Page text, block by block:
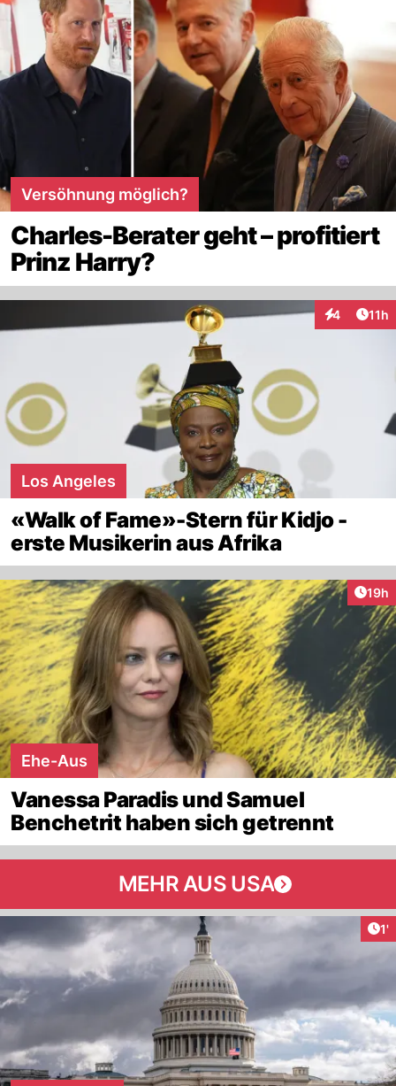
Versöhnung möglich?
Charles-Berater geht – profitiert
Prinz Harry?
4 11h
Los Angeles
«Walk of Fame»-Stern für Kidjo -
erste Musikerin aus Afrika
19h
Ehe-Aus
Vanessa Paradis und Samuel
Benchetrit haben sich getrennt
MEHR AUS USA
1'